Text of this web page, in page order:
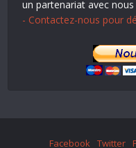
un partenariat avec nous
- Contactez-nous pour
Facebook Twitter